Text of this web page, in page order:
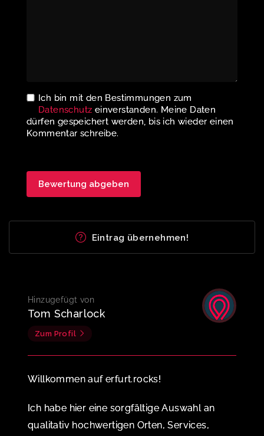
Ich bin mit den Bestimmungen zum
Datenschutz einverstanden. Meine Daten
dürfen gespeichert werden, bis ich wieder einen
Kommentar schreibe.
Eintrag übernehmen!
Hinzugefügt von
Tom Scharlock
Zum Profil
Willkommen auf erfurt.rocks!
Ich habe hier eine sorgfältige Auswahl an
qualitativ hochwertigen Orten, Services,